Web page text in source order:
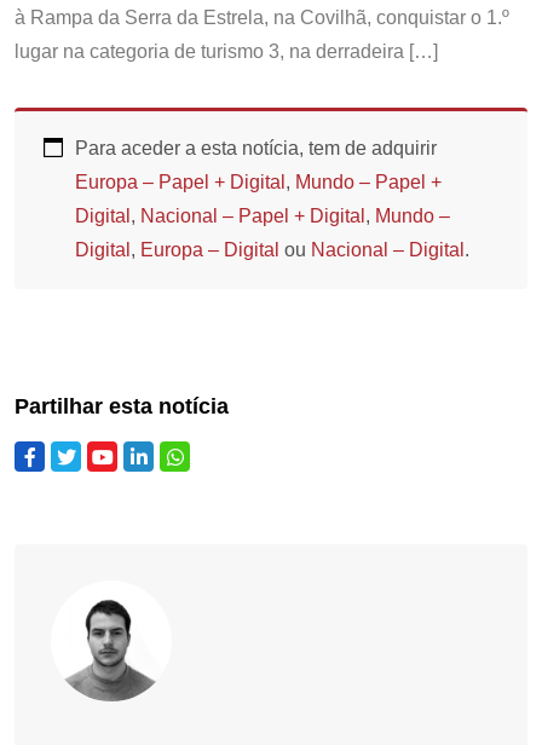
à Rampa da Serra da Estrela, na Covilhã, conquistar o 1.º
lugar na categoria de turismo 3, na derradeira […]
Para aceder a esta notícia, tem de adquirir
Europa – Papel + Digital , Mundo – Papel +
Digital , Nacional – Papel + Digital , Mundo –
Digital , Europa – Digital ou Nacional – Digital .
Partilhar esta notícia